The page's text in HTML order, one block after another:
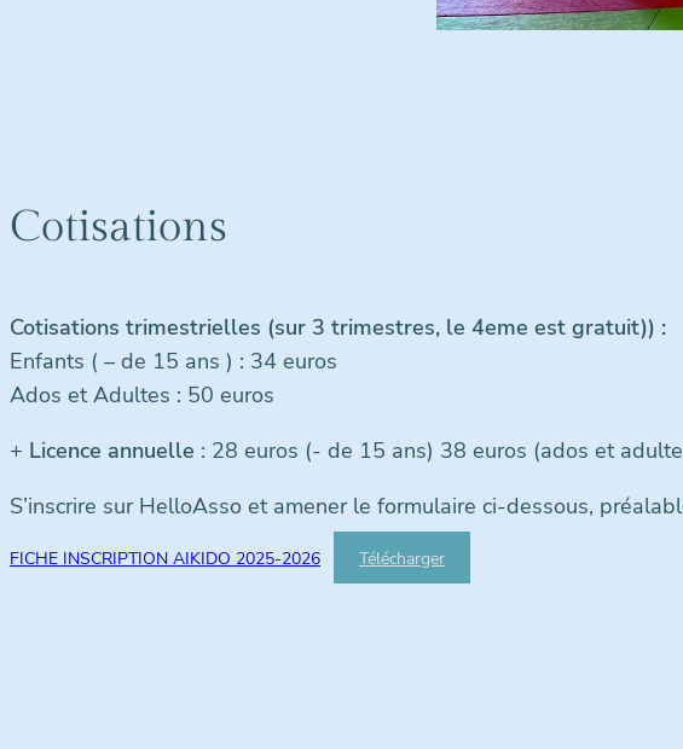
Cotisations
Cotisations trimestrielles (sur 3 trimestres, le 4eme est gratuit)) :
Enfants ( – de 15 ans ) : 34 euros
Ados et Adultes : 50 euros
+ Licence annuelle : 28 euros (- de 15 ans) 38 euros (ados et
S’inscrire sur HelloAsso et amener le formulaire ci-dessous,
FICHE INSCRIPTION AIKIDO 2025-2026 Télécharger